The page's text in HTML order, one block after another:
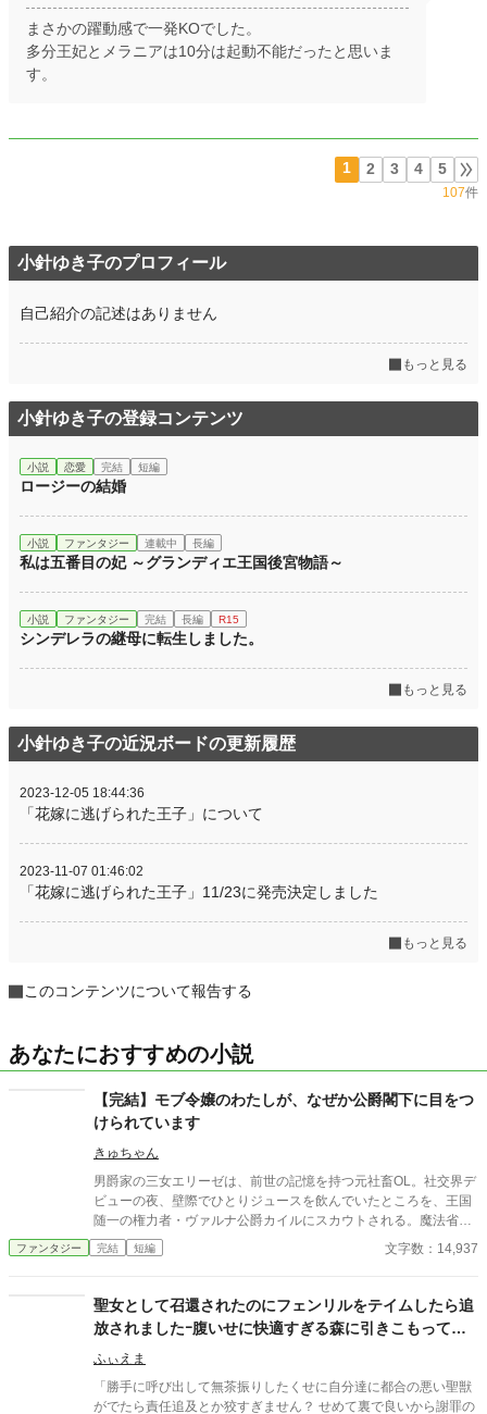
まさかの躍動感で一発KOでした。
多分王妃とメラニアは10分は起動不能だったと思いま
す。
1 2 3 4 5
107件
小針ゆき子のプロフィール
自己紹介の記述はありません
もっと見る
小針ゆき子の登録コンテンツ
小説 恋愛 完結 短編
ロージーの結婚
小説 ファンタジー 連載中 長編
私は五番目の妃 ～グランディエ王国後宮物語～
小説 ファンタジー 完結 長編 R15
シンデレラの継母に転生しました。
もっと見る
小針ゆき子の近況ボードの更新履歴
2023-12-05 18:44:36
「花嫁に逃げられた王子」について
2023-11-07 01:46:02
「花嫁に逃げられた王子」11/23に発売決定しました
もっと見る
このコンテンツについて報告する
あなたにおすすめの小説
【完結】モブ令嬢のわたしが、なぜか公爵閣下に目をつ
けられています
きゅちゃん
男爵家の三女エリーゼは、前世の記憶を持つ元社畜OL。社交界デ
ビューの夜、壁際でひとりジュースを飲んでいたところを、王国
随一の権力者・ヴァルナ公爵カイルにスカウトされる。魔法省の
研究員として採用されたエリーゼは、三年間誰も気づかなかった
計算の誤りを着任三日で発見。着々と存在感を示していく。一
は、エリーゼを目障りに思い妨害を仕掛けてくるが...
ファンタジー 完結 短編 文字数：14,937
聖女として召還されたのにフェンリルをテイムしたら追
放されましたｰ腹いせに快適すぎる森に引きこもって我
慢していた事色々好き放題してやります！
ふぃえま
「勝手に呼び出して無茶振りしたくせに自分達に都合の悪い聖獣
がでたら責任追及とか狡すぎません？ せめて裏で良いから謝罪の